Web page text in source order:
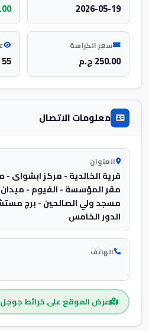
2026-05-19
سعر الكراسة
250.00 ج.م 55
معلومات الاتصال
العنوان
قرية الخالدية - مركز ابشواى
مقر المؤسسة - الفيوم -
مسجد ولي الصالحين - برج
الدور الخامس
الهاتف
عرض الموقع على خرائط جوجل